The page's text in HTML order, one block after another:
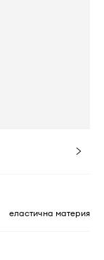
еластична материя